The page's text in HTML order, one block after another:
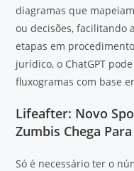
diagramas que
ou decisões, facilitando
etapas em
jurídico, o ChatGPT
fluxogramas com base
Lifeafter: Novo
Zumbis Chega
Só é necessário ter o